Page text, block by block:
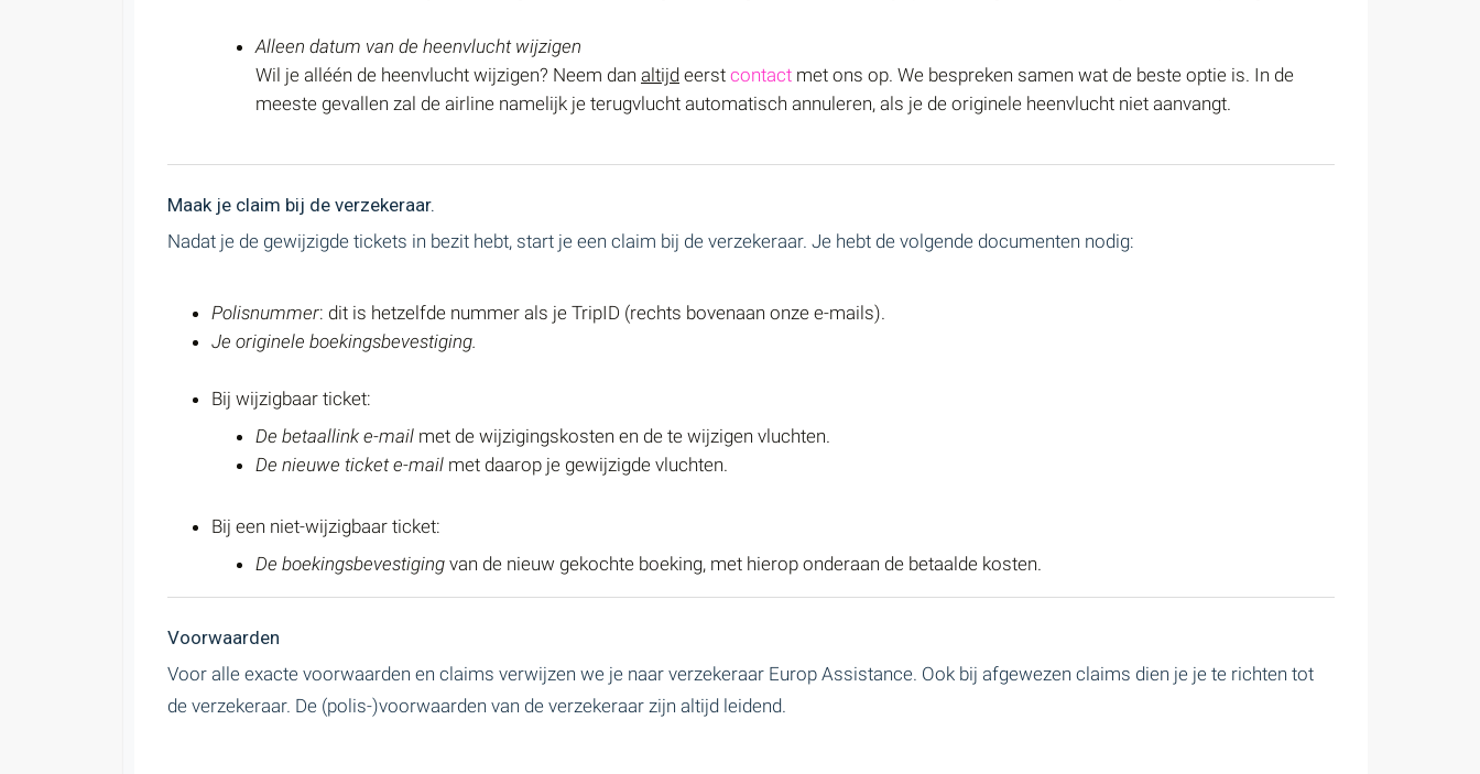
Alleen datum van de heenvlucht wijzigen
Wil je alléén de heenvlucht wijzigen? Neem dan altijd eerst contact met ons op. We bespreken samen wat de beste optie is. In de
meeste gevallen zal de airline namelijk je terugvlucht automatisch annuleren, als je de originele heenvlucht niet aanvangt.
Maak je claim bij de verzekeraar.
Nadat je de gewijzigde tickets in bezit hebt, start je een claim bij de verzekeraar. Je hebt de volgende documenten nodig:
Polisnummer: dit is hetzelfde nummer als je TripID (rechts bovenaan onze e-mails).
Je originele boekingsbevestiging.
Bij wijzigbaar ticket:
De betaallink e-mail met de wijzigingskosten en de te wijzigen vluchten.
De nieuwe ticket e-mail met daarop je gewijzigde vluchten.
Bij een niet-wijzigbaar ticket:
De boekingsbevestiging van de nieuw gekochte boeking, met hierop onderaan de betaalde kosten.
Voorwaarden
Voor alle exacte voorwaarden en claims verwijzen we je naar verzekeraar Europ Assistance. Ook bij afgewezen claims dien je je te richten tot
de verzekeraar. De (polis-)voorwaarden van de verzekeraar zijn altijd leidend.